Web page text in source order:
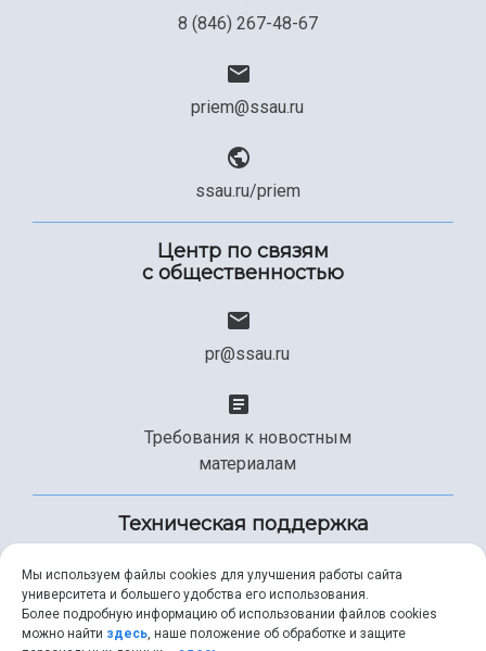
8 (846) 267-48-67
priem@ssau.ru
ssau.ru/priem
Центр по связям
с общественностью
pr@ssau.ru
Требования к новостным
материалам
Техническая поддержка
+7 (846) 267-49-99
Мы используем файлы cookies для улучшения работы сайта
университета и большего удобства его использования.
Более подробную информацию об использовании файлов cookies
можно найти здесь, наше положение об обработке и защите